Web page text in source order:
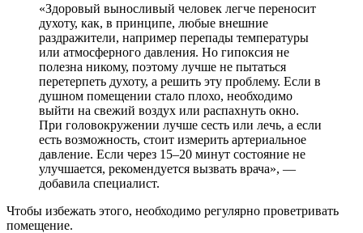
«Здоровый выносливый человек легче переносит
духоту, как, в принципе, любые внешние
раздражители, например перепады температуры
или атмосферного давления. Но гипоксия не
полезна никому, поэтому лучше не пытаться
перетерпеть духоту, а решить эту проблему. Если в
душном помещении стало плохо, необходимо
выйти на свежий воздух или распахнуть окно.
При головокружении лучше сесть или лечь, а если
есть возможность, стоит измерить артериальное
давление. Если через 15–20 минут состояние не
улучшается, рекомендуется вызвать врача», —
добавила специалист.
Чтобы избежать этого, необходимо регулярно проветривать
помещение.